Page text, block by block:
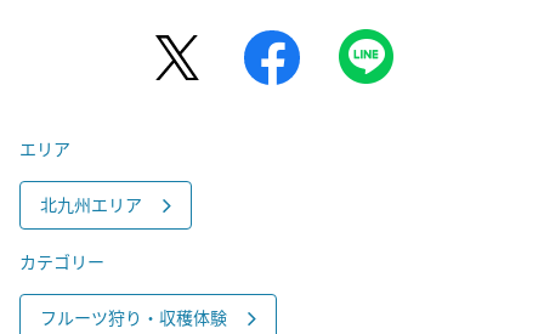
エリア
北九州エリア
カテゴリー
フルーツ狩り・収穫体験